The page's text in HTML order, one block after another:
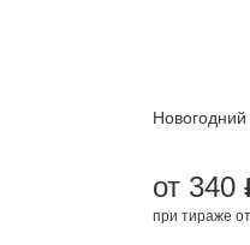
от 340
при тираже от